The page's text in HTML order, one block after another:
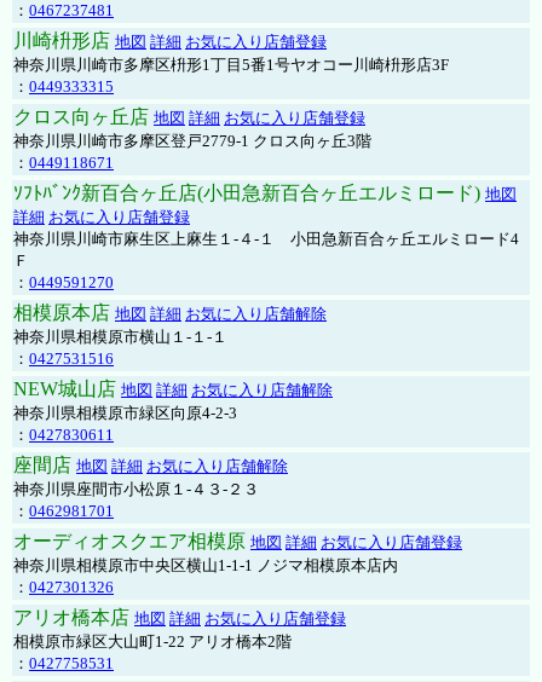
： 0467237481
川崎枡形店 地図 詳細 お気に入り店舗登録
神奈川県川崎市多摩区枡形1丁目5番1号ヤオコー川崎枡形店3F
： 0449333315
クロス向ヶ丘店 地図 詳細 お気に入り店舗登録
神奈川県川崎市多摩区登戸2779-1 クロス向ヶ丘3階
： 0449118671
ｿﾌﾄﾊﾞﾝｸ新百合ヶ丘店(小田急新百合ヶ丘エルミロード) 地図
詳細 お気に入り店舗登録
神奈川県川崎市麻生区上麻生１-４-１ 小田急新百合ヶ丘エルミロード4
Ｆ
： 0449591270
相模原本店 地図 詳細 お気に入り店舗解除
神奈川県相模原市横山１-１-１
： 0427531516
NEW城山店 地図 詳細 お気に入り店舗解除
神奈川県相模原市緑区向原4-2-3
： 0427830611
座間店 地図 詳細 お気に入り店舗解除
神奈川県座間市小松原１-４３-２３
： 0462981701
オーディオスクエア相模原 地図 詳細 お気に入り店舗登録
神奈川県相模原市中央区横山1-1-1 ノジマ相模原本店内
： 0427301326
アリオ橋本店 地図 詳細 お気に入り店舗登録
相模原市緑区大山町1-22 アリオ橋本2階
： 0427758531